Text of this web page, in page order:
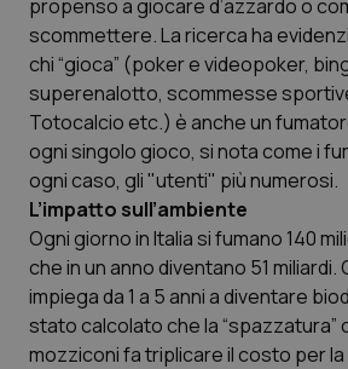
Quotidiano Oncologia
Quotidiano Pediatria
Rene & patologie
Salute orale & impianti
Sangue & coagulazione
Tiroide
propenso a giocare d’azzardo o
scommettere. La ricerca ha
chi “gioca” (poker e videopoker,
superenalotto, scommesse
Totocalcio etc.) è anche un
ogni singolo gioco, si nota come i
ogni caso, gli "utenti" più numerosi.
L’impatto sull’ambiente
Ogni giorno in Italia si fumano 140
che in un anno diventano 51
impiega da 1 a 5 anni a diventare
stato calcolato che la “spazzatura”
mozziconi fa triplicare il costo per la